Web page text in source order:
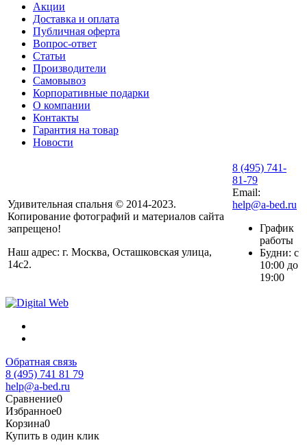
Акции
Доставка и оплата
Публичная оферта
Вопрос-ответ
Статьи
Производители
Самовывоз
Корпоративные подарки
О компании
Контакты
Гарантия на товар
Новости
Удивительная спальня © 2014-2023.
Копирование фотографий и материалов сайта
запрещено!
Наш адрес: г. Москва, Осташковская улица,
14с2.
8 (495) 741-
81-79
Email:
help@a-bed.ru
График
работы
Будни: с
10:00 до
19:00
Обратная связь
8 (495) 741 81 79
help@a-bed.ru
Сравнение0
Избранное0
Корзина0
Купить в один клик